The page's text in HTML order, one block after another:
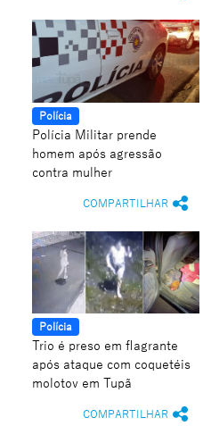
Polícia
Polícia Militar prende
homem após agressão
contra mulher
COMPARTILHAR
Polícia
Trio é preso em flagrante
após ataque com coquetéis
molotov em Tupã
COMPARTILHAR